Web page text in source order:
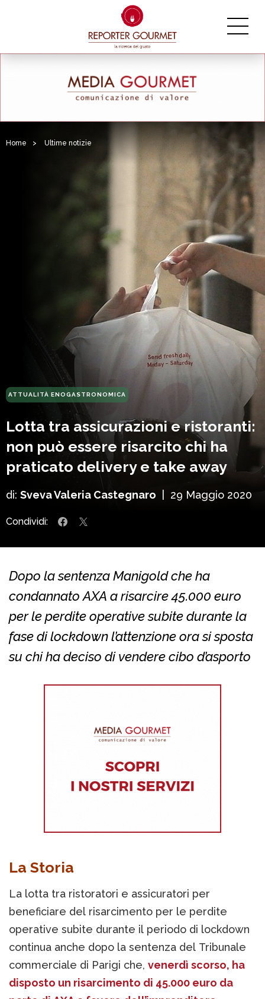
Home > Ultime notizie
ATTUALITÀ ENOGASTRONOMICA
Lotta tra assicurazioni e ristoranti:
non può essere risarcito chi ha
praticato delivery e take away
di: Sveva Valeria Castegnaro 29 Maggio 2020
Condividi:
Dopo la sentenza Manigold che ha
condannato AXA a risarcire 45.000 euro
per le perdite operative subite durante la
fase di lockdown l’attenzione ora si sposta
su chi ha deciso di vendere cibo d’asporto
La Storia
La lotta tra ristoratori e assicuratori per
beneficiare del risarcimento per le perdite
operative subite durante il periodo di lockdown
continua anche dopo la sentenza del Tribunale
commerciale di Parigi che, venerdì scorso, ha
disposto un risarcimento di 45.000 euro da